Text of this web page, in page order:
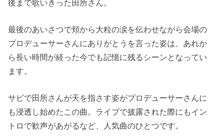
後まで歌いきった田所さん。
最後のあいさつで頬から大粒の涙を伝わせながら会場の
プロデューサーさんにありがとうを言った姿は、あれか
ら長い時間が経った今でも記憶に残るシーンとなってい
ます。
サビで田所さんが天を指さす姿がプロデューサーさんに
も浸透し始めたこの曲。ライブで披露された際にもイン
トロで歓声があがるなど、人気曲のひとつです。